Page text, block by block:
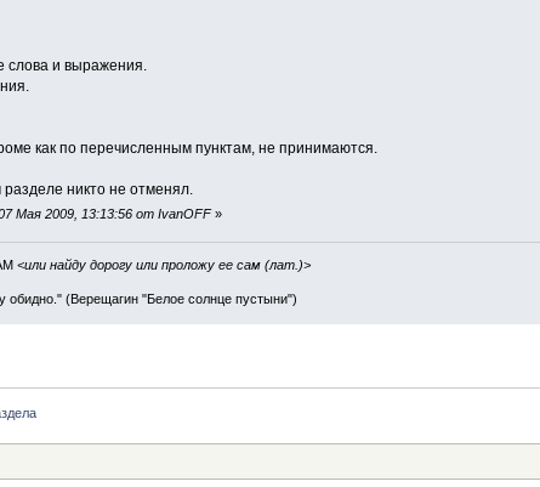
слова и выражения.
как по перечисленным пунктам, не принимаются.
никто не отменял.
Мая 2009, 13:13:56 от IvanOFF»
<или найду дорогу или проложу ее сам (лат.)>
обидно." (Верещагин "Белое солнце пустыни")